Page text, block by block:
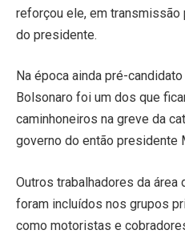
reforçou ele, em
do presidente.
Na época ainda pré-
Bolsonaro foi um dos que
caminhoneiros na greve da
governo do então presidente
Outros trabalhadores da
foram incluídos nos grupos
como motoristas e